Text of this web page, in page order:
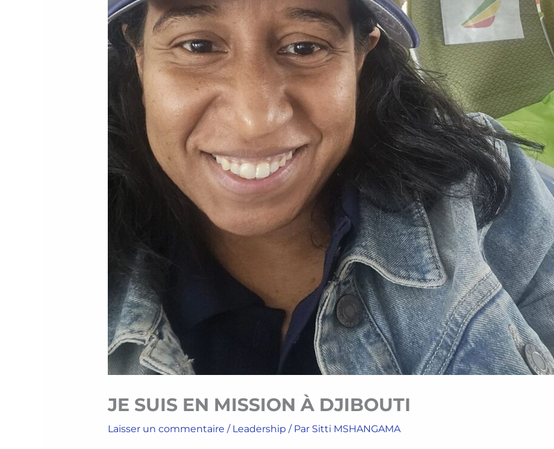
JE SUIS EN MISSION À DJIBOUTI
Laisser un commentaire / Leadership / Par Sitti MSHANGAMA